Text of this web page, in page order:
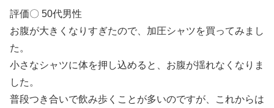
評価〇 50代男性
お腹が大きくなりすぎたので、加圧シャツを買ってみまし
た。
小さなシャツに体を押し込めると、お腹が揺れなくなりま
した。
普段つき合いで飲み歩くことが多いのですが、これからは